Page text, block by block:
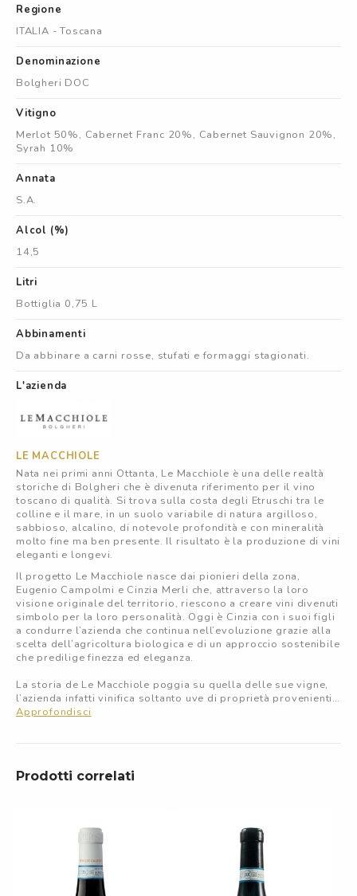
Regione
ITALIA - Toscana
Denominazione
Bolgheri DOC
Vitigno
Merlot 50%, Cabernet Franc 20%, Cabernet Sauvignon 20%,
Syrah 10%
Annata
S.A.
Alcol (%)
14,5
Litri
Bottiglia 0,75 L
Abbinamenti
Da abbinare a carni rosse, stufati e formaggi stagionati.
L'azienda
LE MACCHIOLE
Nata nei primi anni Ottanta, Le Macchiole è una delle realtà
storiche di Bolgheri che è divenuta riferimento per il vino
toscano di qualità. Si trova sulla costa degli Etruschi tra le
colline e il mare, in un suolo variabile di natura argilloso,
sabbioso, alcalino, di notevole profondità e con mineralità
molto fine ma ben presente. Il risultato è la produzione di vini
eleganti e longevi.
Il progetto Le Macchiole nasce dai pionieri della zona,
Eugenio Campolmi e Cinzia Merli che, attraverso la loro
visione originale del territorio, riescono a creare vini divenuti
simbolo per la loro personalità. Oggi è Cinzia con i suoi figli
a condurre l’azienda che continua nell’evoluzione grazie alla
scelta dell’agricoltura biologica e di un approccio sostenibile
che predilige finezza ed eleganza.
La storia de Le Macchiole poggia su quella delle sue vigne,
l’azienda infatti vinifica soltanto uve di proprietà provenienti
da un parco vigneto di 26 ettari dislocato in diverse zone.
uve in cantina.
Approfondisci
Prodotti correlati